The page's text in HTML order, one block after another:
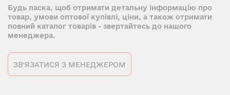
Будь ласка, щоб отримати детальну інформацію про
товар, умови оптової купівлі, ціни, а також отримати
повний каталог товарів - звертайтесь до нашого
менеджера.
ЗВ'ЯЗАТИСЯ З МЕНЕДЖЕРОМ